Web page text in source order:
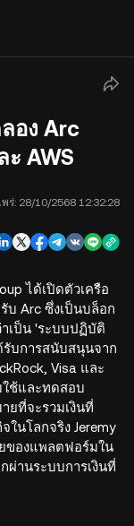
อง Arc
AWS
พร่: 28/10/2568 12:32:28
ได้เปิดตัวเครือ
บ Arc ซึ่งเป็นบล็อก
เป็น 'ระบบปฏิบัติ
รับการสนับสนุนจาก
Visa และ
ใช้และทดสอบ
ยที่จะรวมเงินที่
ในโลกจริง Jeremy
ของแพลตฟอร์มใน
ผ่านระบบการเงินที่